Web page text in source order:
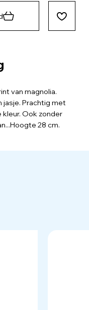
van magnolia.
jasje. Prachtig met
Ook zonder
28 cm.